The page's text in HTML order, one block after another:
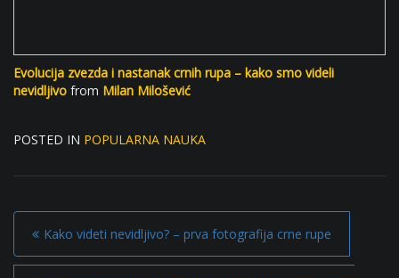
Evolucija zvezda i nastanak crnih rupa – kako smo videli
nevidljivo from Milan Milošević
POSTED IN POPULARNA NAUKA
P
o
Kako videti nevidljivo? – prva fotografija crne rupe